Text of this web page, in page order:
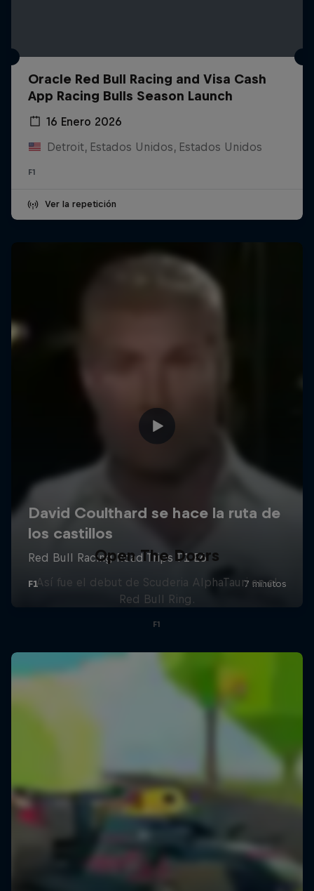
Oracle Red Bull Racing and Visa Cash
App Racing Bulls Season Launch
16 Enero 2026
Detroit, Estados Unidos, Estados Unidos
F1
Ver la repetición
Open The Doors
Así fue el debut de Scuderia AlphaTauri en el
Red Bull Ring.
F1